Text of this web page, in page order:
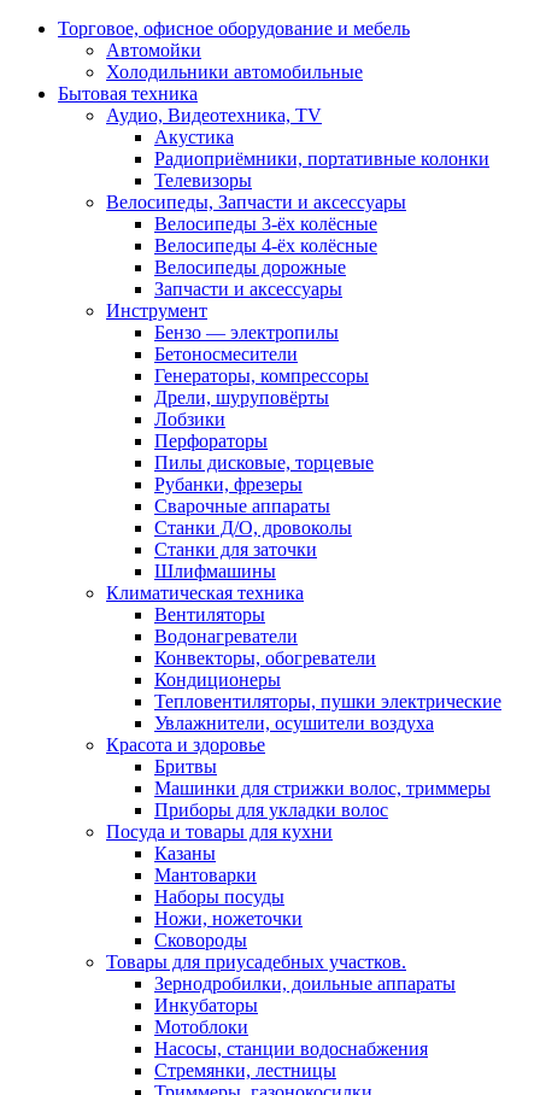
Торговое, офисное оборудование и мебель
Автомойки
Холодильники автомобильные
Бытовая техника
Аудио, Видеотехника, TV
Акустика
Радиоприёмники, портативные колонки
Телевизоры
Велосипеды, Запчасти и аксессуары
Велосипеды 3-ёх колёсные
Велосипеды 4-ёх колёсные
Велосипеды дорожные
Запчасти и аксессуары
Инструмент
Бензо — электропилы
Бетоносмесители
Генераторы, компрессоры
Дрели, шуруповёрты
Лобзики
Перфораторы
Пилы дисковые, торцевые
Рубанки, фрезеры
Сварочные аппараты
Станки Д/О, дровоколы
Станки для заточки
Шлифмашины
Климатическая техника
Вентиляторы
Водонагреватели
Конвекторы, обогреватели
Кондиционеры
Тепловентиляторы, пушки электрические
Увлажнители, осушители воздуха
Красота и здоровье
Бритвы
Машинки для стрижки волос, триммеры
Приборы для укладки волос
Посуда и товары для кухни
Казаны
Мантоварки
Наборы посуды
Ножи, ножеточки
Сковороды
Товары для приусадебных участков.
Зернодробилки, доильные аппараты
Инкубаторы
Мотоблоки
Насосы, станции водоснабжения
Стремянки, лестницы